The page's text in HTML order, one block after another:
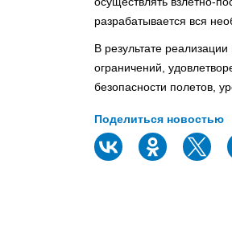
разрабатывается вся
В результате
ограничений,
безопасности полетов,
Поделиться новостью